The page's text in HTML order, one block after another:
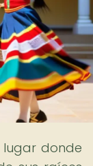
lugar donde